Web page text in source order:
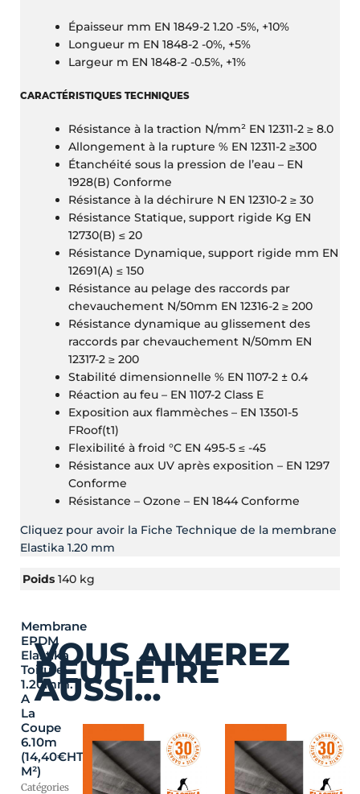
Épaisseur mm EN 1849-2 1.20 -5%, +10%
Longueur m EN 1848-2 -0%, +5%
Largeur m EN 1848-2 -0.5%, +1%
CARACTÉRISTIQUES TECHNIQUES
Résistance à la traction N/mm² EN 12311-2 ≥ 8.0
Allongement à la rupture % EN 12311-2 ≥300
Étanchéité sous la pression de l’eau – EN
1928(B) Conforme
Résistance à la déchirure N EN 12310-2 ≥ 30
Résistance Statique, support rigide Kg EN
12730(B) ≤ 20
Résistance Dynamique, support rigide mm EN
12691(A) ≤ 150
Résistance au pelage des raccords par
chevauchement N/50mm EN 12316-2 ≥ 200
Résistance dynamique au glissement des
raccords par chevauchement N/50mm EN
12317-2 ≥ 200
Stabilité dimensionnelle % EN 1107-2 ± 0.4
Réaction au feu – EN 1107-2 Class E
Exposition aux flammèches – EN 13501-5
FRoof(t1)
Flexibilité à froid °C EN 495-5 ≤ -45
Résistance aux UV après exposition – EN 1297
Conforme
Résistance – Ozone – EN 1844 Conforme
Cliquez pour avoir la Fiche Technique de la membrane
Elastika 1.20 mm
Poids 140 kg
Membrane
EPDM
Elastika
Toiture
1.20mm.
A
La
Coupe
6.10m
(14,40€HT
M²)
Catégories
VOUS AIMEREZ
PEUT-ÊTRE
AUSSI…